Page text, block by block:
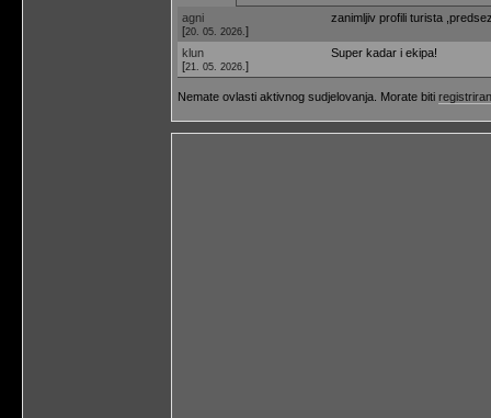
agni
[20. 05. 2026. ]
zanimljiv profili turista
klun
[21. 05. 2026. ]
Super kadar i ekipa!
Nemate ovlasti aktivnog sudjelovanja. Morate biti